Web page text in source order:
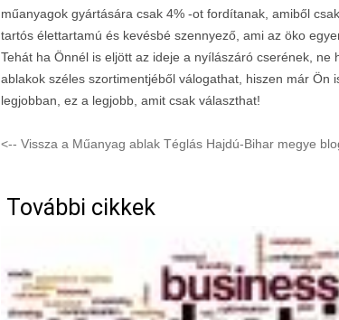
műanyagok gyártására csak 4% -ot fordítanak, amiből
tartós élettartamú és kevésbé szennyező, ami az öko
Tehát ha Önnél is eljött az ideje a nyílászáró cserének,
ablakok széles szortimentjéből válogathat, hiszen már Ön
legjobban, ez a legjobb, amit csak választhat!
<-- Vissza a Műanyag ablak Téglás Hajdú-Bihar megye
További cikkek